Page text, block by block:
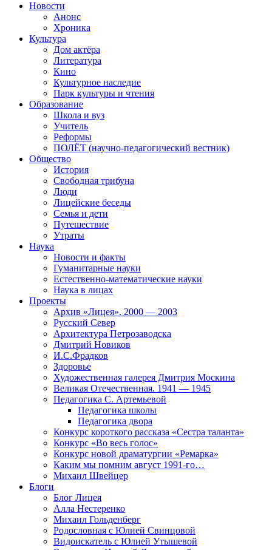
Новости
Анонс
Хроника
Культура
Дом актёра
Литература
Кино
Культурное наследие
Парк культуры и чтения
Образование
Школа и вуз
Учитель
Реформы
ПОЛЁТ (научно-педагогический вестник)
Общество
История
Свободная трибуна
Люди
Лицейские беседы
Семья и дети
Путешествие
Утраты
Наука
Новости и факты
Гуманитарные науки
Естественно-математические науки
Наука в лицах
Проекты
Архив «Лицея». 2000 — 2003
Русский Север
Архитектура Петрозаводска
Дмитрий Новиков
И.С.Фрадков
Здоровье
Художественная галерея Дмитрия Москина
Великая Отечественная. 1941 — 1945
Педагогика С. Артемьевой
Педагогика школы
Педагогика двора
Конкурс короткого рассказа «Сестра таланта»
Конкурс «Во весь голос»
Конкурс новой драматургии «Ремарка»
Каким мы помним август 1991-го…
Михаил Швейцер
Блоги
Блог Лицея
Алла Нестеренко
Михаил Гольденберг
Родословная с Юлией Свинцовой
Видоискатель с Юлией Утышевой